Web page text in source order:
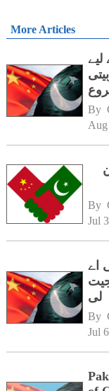
More Articles
By
By
Jul
اے
لی
By
Jul